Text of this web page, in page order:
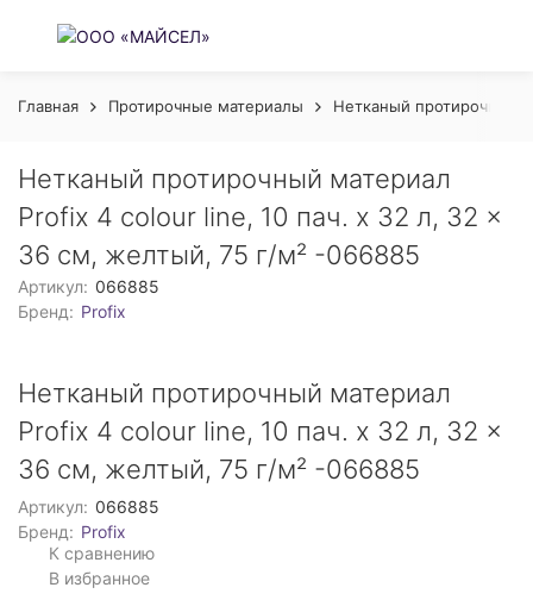
Главная Протирочные материалы Нетканый протирочный
Нетканый протирочный материал
Profix 4 colour line, 10 пач. х 32 л, 32 ×
36 см, желтый, 75 г/м² -066885
Артикул: 066885
Бренд: Profix
Нетканый протирочный материал
Profix 4 colour line, 10 пач. х 32 л, 32 ×
36 см, желтый, 75 г/м² -066885
Артикул: 066885
Бренд: Profix
К сравнению
В избранное